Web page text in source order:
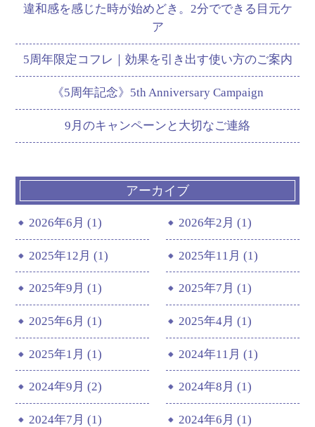
違和感を感じた時が始めどき。2分でできる目元ケ
ア
5周年限定コフレ｜効果を引き出す使い方のご案内
《5周年記念》5th Anniversary Campaign
9月のキャンペーンと大切なご連絡
アーカイブ
2026年6月 (1) 2026年2月 (1)
2025年12月 (1) 2025年11月 (1)
2025年9月 (1) 2025年7月 (1)
2025年6月 (1) 2025年4月 (1)
2025年1月 (1) 2024年11月 (1)
2024年9月 (2) 2024年8月 (1)
2024年7月 (1) 2024年6月 (1)